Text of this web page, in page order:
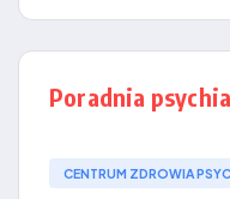
Poradnia
CENTRUM ZDROWIA